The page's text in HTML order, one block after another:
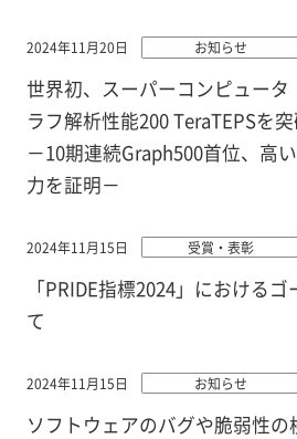
2024年11月20日 お知らせ
世界初、スーパーコンピュー
ラフ解析性能200 TeraTEPSを
－10期連続Graph500首位、高
力を証明－
2024年11月15日 受賞・表彰
「PRIDE指標2024」における
て
2024年11月15日 お知らせ
ソフトウェアのバグや脆弱性